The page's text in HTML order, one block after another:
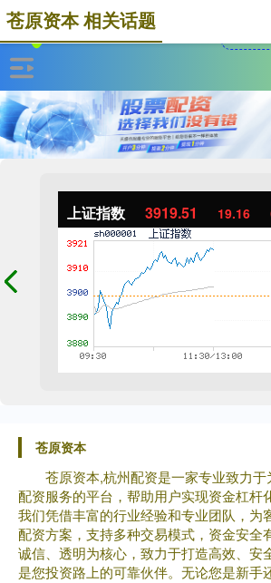
上证指数 3919.51 19.16
苍原资本
苍原资本,杭州配资是一家专业致力
配资服务的平台，帮助用户实现资金杠杆
我们凭借丰富的行业经验和专业团队，为
配资方案，支持多种交易模式，资金安全
诚信、透明为核心，致力于打造高效、安
是您投资路上的可靠伙伴。无论您是新手
苍原资本 相关话题